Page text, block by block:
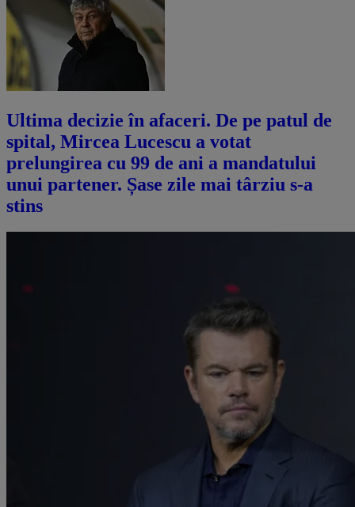
Ultima decizie în afaceri. De pe patul de
spital, Mircea Lucescu a votat
prelungirea cu 99 de ani a mandatului
unui partener. Șase zile mai târziu s-a
stins